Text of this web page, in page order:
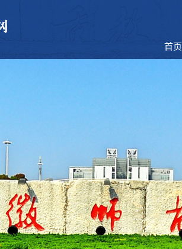
首页